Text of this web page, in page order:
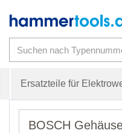
Ersatzteile für
BOSCH